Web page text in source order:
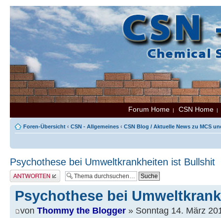
Forum Home | CSN Home
Foren-Übersicht ‹ CSN - Allgemeines ‹ CSN Blog / Aktuelle News zu MCS
Psychothese bei Umweltkrankheiten ist Bullshit
Antwort erstellen
Psychothese bei
von Thommy the Blogger » Sonntag 14. März